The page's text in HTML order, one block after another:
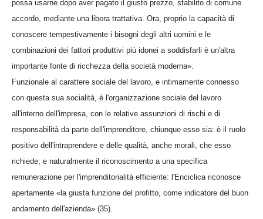
possa usarne dopo aver pagato il giusto prezzo, stabilito di comune
accordo, mediante una libera trattativa. Ora, proprio la capacità di
conoscere tempestivamente i bisogni degli altri uomini e le
combinazioni dei fattori produttivi più idonei a soddisfarli è un'altra
importante fonte di ricchezza della società moderna».
Funzionale al carattere sociale del lavoro, e intimamente connesso
con questa sua socialità, è l'organizzazione sociale del lavoro
all'interno dell'impresa, con le relative assunzioni di rischi e di
responsabilità da parte dell'imprenditore, chiunque esso sia: è il ruolo
positivo dell'intraprendere e delle qualità, anche morali, che esso
richiede; e naturalmente il riconoscimento a una specifica
remunerazione per l'imprenditorialità efficiente: l'Enciclica riconosce
apertamente «la giusta funzione del profitto, come indicatore del buon
andamento dell'azienda» (35).